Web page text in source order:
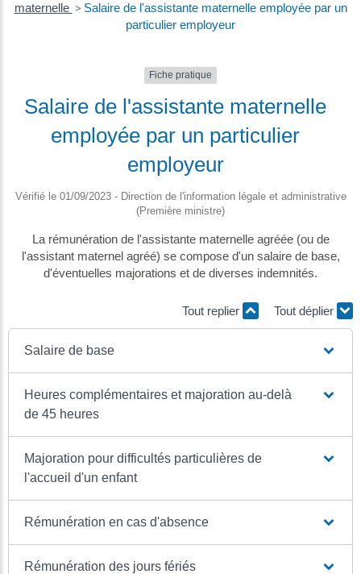
maternelle > Salaire de l'assistante maternelle employée par un
particulier employeur
Fiche pratique
Salaire de l'assistante maternelle
employée par un particulier
employeur
Vérifié le 01/09/2023 - Direction de l'information légale et administrative
(Première ministre)
La rémunération de l'assistante maternelle agréée (ou de
l'assistant maternel agréé) se compose d'un salaire de base,
d'éventuelles majorations et de diverses indemnités.
Tout replier Tout déplier
Salaire de base
Heures complémentaires et majoration au-delà
de 45 heures
Majoration pour difficultés particulières de
l'accueil d'un enfant
Rémunération en cas d'absence
Rémunération des jours fériés